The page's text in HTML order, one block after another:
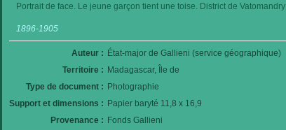
Portrait de face. Le jeune garçon tient une toise. District de Vatomandry
1896-1905
Auteur : État-major de Gallieni (service géographique)
Territoire : Madagascar, Île de
Type de document : Photographie
Support et dimensions : Papier baryté 11,8 x 16,9
Provenance : Fonds Gallieni